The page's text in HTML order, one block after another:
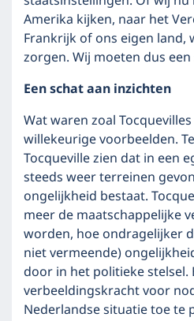
Amerika kijken, naar het
Frankrijk of ons eigen land,
zorgen. Wij moeten dus
Een schat aan inzichten
Wat waren zoal
willekeurige voorbeelden.
Tocqueville zien dat in een
steeds weer terreinen
ongelijkheid bestaat.
meer de maatschappelijke
worden, hoe ondragelijker
niet vermeende)
door in het politieke stelsel.
verbeeldingskracht voor
Nederlandse situatie toe te